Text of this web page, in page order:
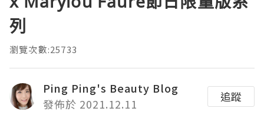
列
瀏覽次數:25733
Ping Ping's Beauty Blog
發佈於 2021.12.11
追蹤